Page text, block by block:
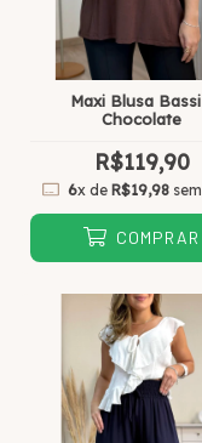
Maxi Blusa
Chocolate
R$119,90
6x de R$19,98
COMPRAR